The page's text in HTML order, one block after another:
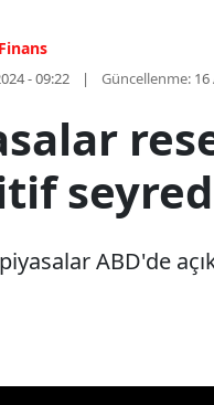
Finans
- 09:22 Güncellenme: 16
ABD'de